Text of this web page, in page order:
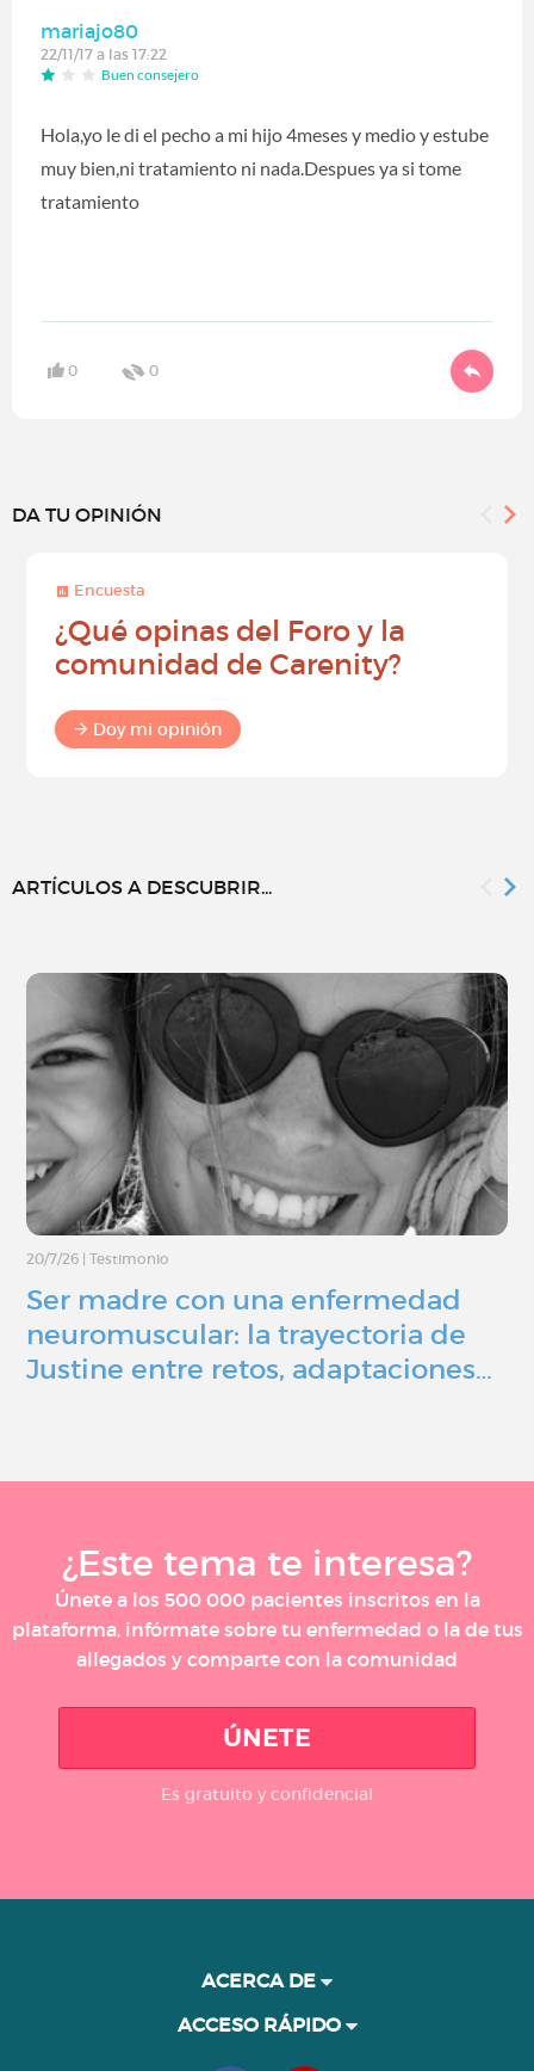
mariajo80
22/11/17 a las 17:22
Buen consejero
Hola,yo le di el pecho a mi hijo 4meses y medio y estube
muy bien,ni tratamiento ni nada.Despues ya si tome
tratamiento
0 0
DA TU OPINIÓN
Encuesta
¿Qué opinas del Foro y la
comunidad de Carenity?
Doy mi opinión
ARTÍCULOS A DESCUBRIR...
20/7/26 Testimonio
Ser madre con una enfermedad
neuromuscular: la trayectoria de
Justine entre retos, adaptaciones…
¿Este tema te interesa?
Únete a los 500 000 pacientes inscritos en la
plataforma, infórmate sobre tu enfermedad o la de tus
allegados y comparte con la comunidad
ÚNETE
Es gratuito y confidencial
ACERCA DE
ACCESO RÁPIDO